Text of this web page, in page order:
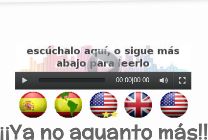
00:00| 00:00
¡¡Ya no aguanto más!!